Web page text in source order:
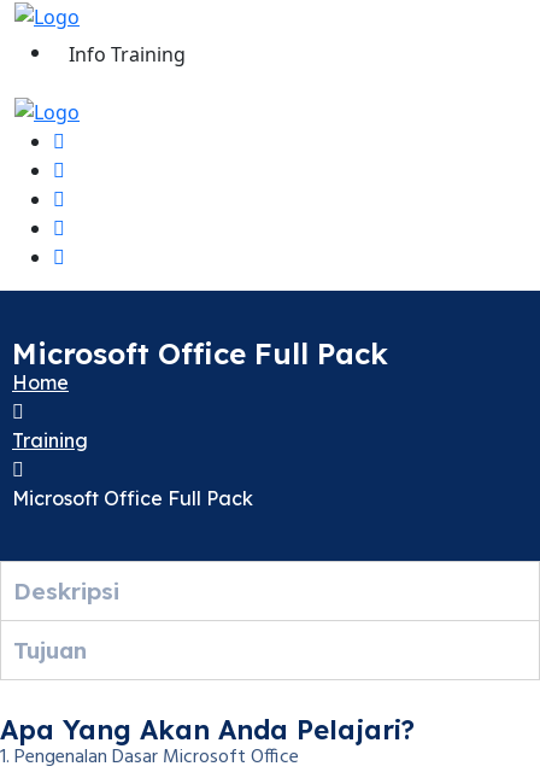
Info Training
Microsoft Office Full Pack
Home
Training
Microsoft Office Full Pack
Deskripsi
Tujuan
Apa Yang Akan Anda Pelajari?
1. Pengenalan Dasar Microsoft Office